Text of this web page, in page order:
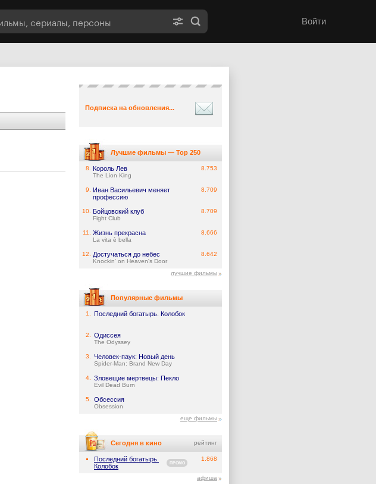
Войти
Подписка на обновления...
Лучшие фильмы — Top 250
8. Король Лев
The Lion King
8.753
9.
Иван Васильевич меняет
профессию
8.709
10. Бойцовский клуб
Fight Club
8.709
11. Жизнь прекрасна
La vita è bella
8.666
12. Достучаться до небес
Knockin' on Heaven's Door
8.642
лучшие фильмы
Популярные фильмы
1. Последний богатырь. Колобок
2. Одиссея
The Odyssey
3. Человек-паук: Новый день
Spider-Man: Brand New Day
4. Зловещие мертвецы: Пекло
Evil Dead Burn
5. Обсессия
Obsession
еще фильмы
Сегодня в кино рейтинг
Последний богатырь.
Колобок
ПРОМО
1.868
афиша